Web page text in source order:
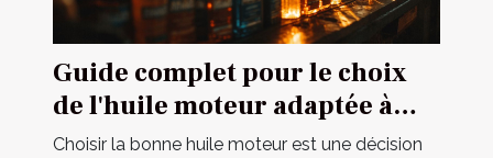
Guide complet pour le choix
de l'huile moteur adaptée à
votre véhicule
Choisir la bonne huile moteur est une décision